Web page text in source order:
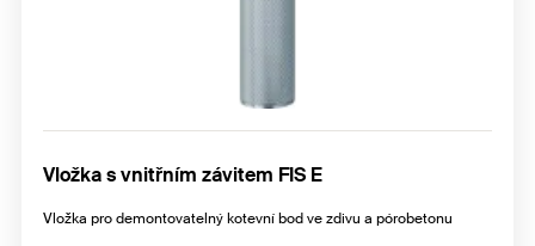
Vložka s vnitřním závitem FIS E
Vložka pro demontovatelný kotevní bod ve zdivu a pórobetonu